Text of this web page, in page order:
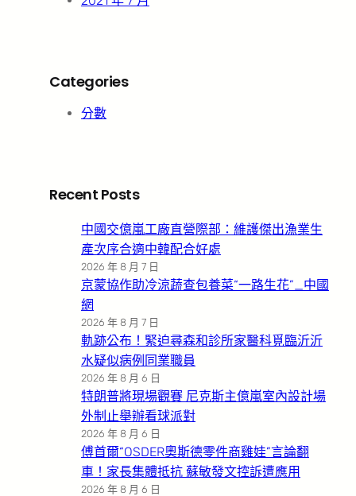
Categories
分數
Recent Posts
中國交億嵐工廠直營際部：維護傑出漁業生
產次序合適中韓配合好處
2026 年 8 月 7 日
京蒙協作助冷涼蔬查包養菜“一路生花”_中國
網
2026 年 8 月 7 日
軌跡公布！緊迫尋森和診所家醫科覓臨沂沂
水疑似病例同業職員
2026 年 8 月 6 日
特朗普將現場觀賽 尼克斯主億嵐室內設計場
外制止舉辦看球派對
2026 年 8 月 6 日
傅首爾“OSDER奧斯德零件商雞娃”言論翻
車！家長集體抵抗 蘇敏發文控訴遭應用
2026 年 8 月 6 日